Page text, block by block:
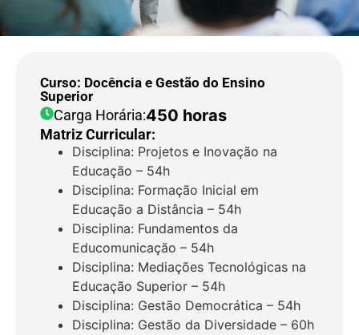
Curso: Docência e Gestão do Ensino
Superior
Carga Horária:450 horas
Matriz Curricular:
Disciplina: Projetos e Inovação na
Educação – 54h
Disciplina: Formação Inicial em
Educação a Distância – 54h
Disciplina: Fundamentos da
Educomunicação – 54h
Disciplina: Mediações Tecnológicas na
Educação Superior – 54h
Disciplina: Gestão Democrática – 54h
Disciplina: Gestão da Diversidade – 60h